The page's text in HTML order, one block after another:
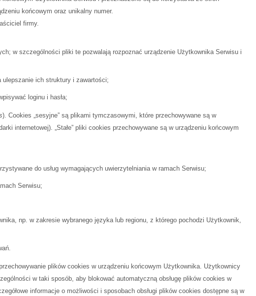
końcowym oraz unikalny numer.
firmy.
w szczególności pliki te pozwalają rozpoznać urządzenie Użytkownika Serwisu i
ich struktury i zawartości;
loginu i hasła;
). Cookies „sesyjne” są plikami tymczasowymi, które przechowywane są w
internetowej). „Stałe” pliki cookies przechowywane są w urządzeniu końcowym
do usług wymagających uwierzytelniania w ramach Serwisu;
Serwisu;
np. w zakresie wybranego języka lub regionu, z którego pochodzi Użytkownik,
plików cookies w urządzeniu końcowym Użytkownika. Użytkownicy
w taki sposób, aby blokować automatyczną obsługę plików cookies w
informacje o możliwości i sposobach obsługi plików cookies dostępne są w